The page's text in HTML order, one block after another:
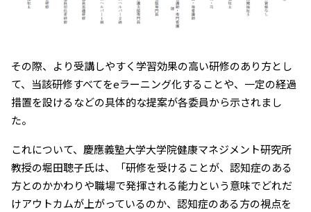
その際、より受講しやすく学習効果の高い研修のあり方とし
て、当該研修すべてをeラーニング化することや、一定の経過
措置を設けるなどの具体的な提案が各委員から示されまし
た。
これについて、慶應義塾大学大学院健康マネジメント研究所
教授の堀田聰子氏は、「研修を受けることが、認知症のある
方とのかかわりや職場で発揮される能力という意味でどれだ
けアウトカムが上がっているのか、認知症のある方の視点を